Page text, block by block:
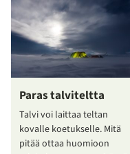
Paras talviteltta
Talvi voi laittaa teltan
kovalle koetukselle. Mitä
pitää ottaa huomioon